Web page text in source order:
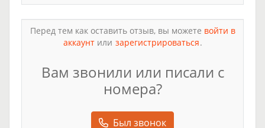
Перед тем как оставить отзыв, вы можете войти в
аккаунтили зарегистрироваться.
Вам звонили или писали с
номера?
Был звонок